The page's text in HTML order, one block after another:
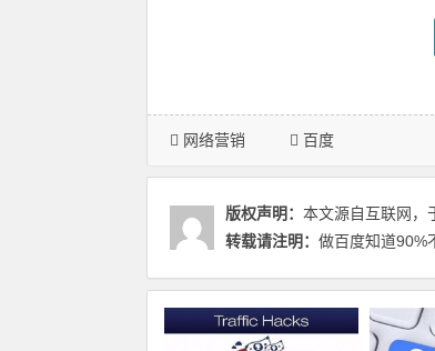
网络营销 百度
版权声明： 本文源自互联网，
转载请注明： 做百度知道90%